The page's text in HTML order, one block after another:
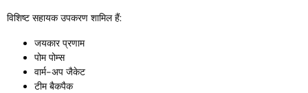
विशिष्ट सहायक उपकरण शामिल हैं:
जयकार प्रणाम
पोम पोम्स
वार्म-अप जैकेट
टीम बैकपैक